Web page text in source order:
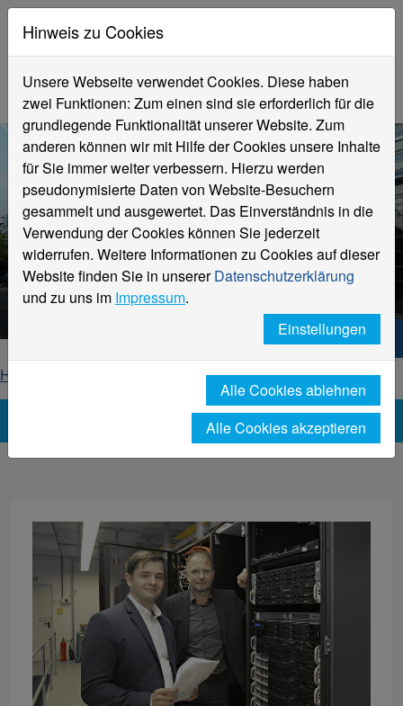
Aktuelle Meldungen
Hochschule Niederrhein
Hochschule Niederrhein. Dein Weg.
Home
News-Detailseite
Hinweis zu Cookies
Unsere Webseite verwendet Cookies. Diese haben
zwei Funktionen: Zum einen sind sie erforderlich für die
grundlegende Funktionalität unserer Website. Zum
anderen können wir mit Hilfe der Cookies unsere Inhalte
für Sie immer weiter verbessern. Hierzu werden
pseudonymisierte Daten von Website-Besuchern
gesammelt und ausgewertet. Das Einverständnis in die
Verwendung der Cookies können Sie jederzeit
widerrufen. Weitere Informationen zu Cookies auf dieser
Website finden Sie in unsererDatenschutzerklärung
und zu uns im Impressum.
Einstellungen
Alle Cookies ablehnen
Alle Cookies akzeptieren